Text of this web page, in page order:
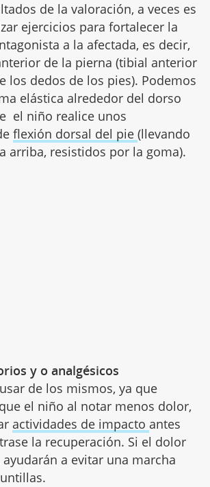
de la valoración, a veces es
ejercicios para fortalecer la
a la afectada, es decir,
de la pierna (tibial anterior
los dedos de los pies). Podemos
elástica alrededor del dorso
el niño realice unos
flexión dorsal del pie (llevando
arriba, resistidos por la goma).
y o analgésicos
de los mismos, ya que
el niño al notar menos dolor,
actividades de impacto antes
la recuperación. Si el dolor
a evitar una marcha